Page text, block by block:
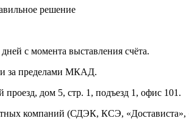
решение
с момента выставления счёта.
за пределами МКАД.
проезд, дом 5, стр. 1, подъезд 1, офис 101.
компаний (СДЭК, КСЭ,